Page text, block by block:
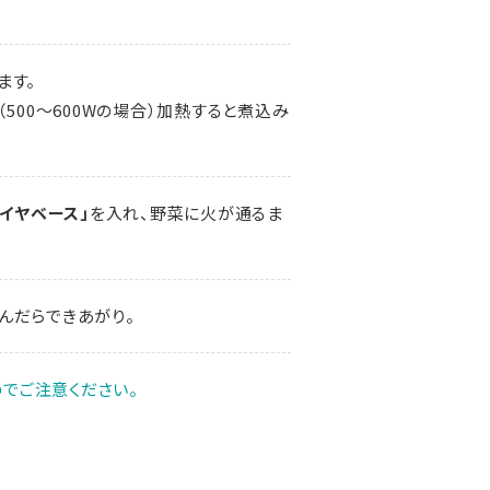
。
～600Wの場合）加熱すると煮込み
ヤベース」を入れ、野菜に火が通るま
らできあがり。
ご注意ください。